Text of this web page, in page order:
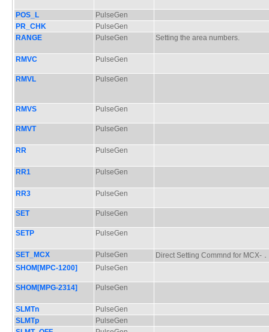
POS_L
PulseGen
PR_CHK
PulseGen
RANGE
PulseGen Setting the area numbers.
RMVC PulseGen
RMVL PulseGen
RMVS PulseGen
RMVT PulseGen
RR PulseGen
RR1 PulseGen
RR3 PulseGen
SET PulseGen
SETP PulseGen
SET_MCX PulseGen
Direct Setting Commnd for MCX-
SHOM[MPC-1200]
PulseGen
SHOM[MPG-2314] PulseGen
SLMTn
PulseGen
SLMTp
PulseGen